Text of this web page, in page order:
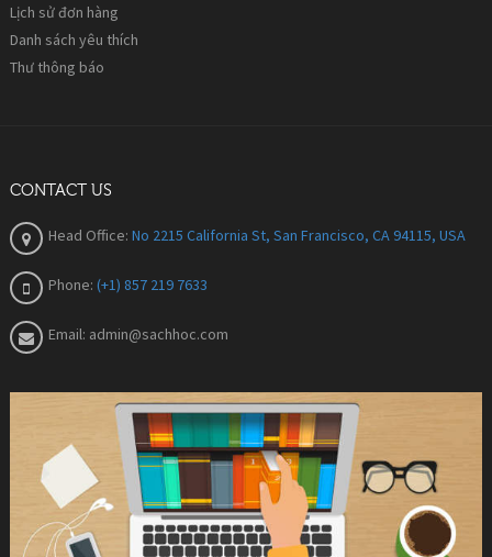
Lịch sử đơn hàng
Danh sách yêu thích
Thư thông báo
CONTACT US
Head Office: No 2215 California St, San Francisco, CA 94115, USA
Phone: (+1) 857 219 7633
Email: admin@sachhoc.com